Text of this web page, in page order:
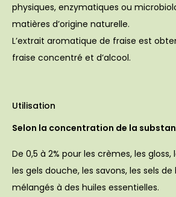
physiques, enzymatiques ou
matières d’origine naturelle.
L’extrait aromatique de fraise est
fraise concentré et d’alcool.
Utilisation
Selon la concentration de la
De 0,5 à 2% pour les crèmes, les gloss,
les gels douche, les savons, les sels
mélangés à des huiles essentielles.